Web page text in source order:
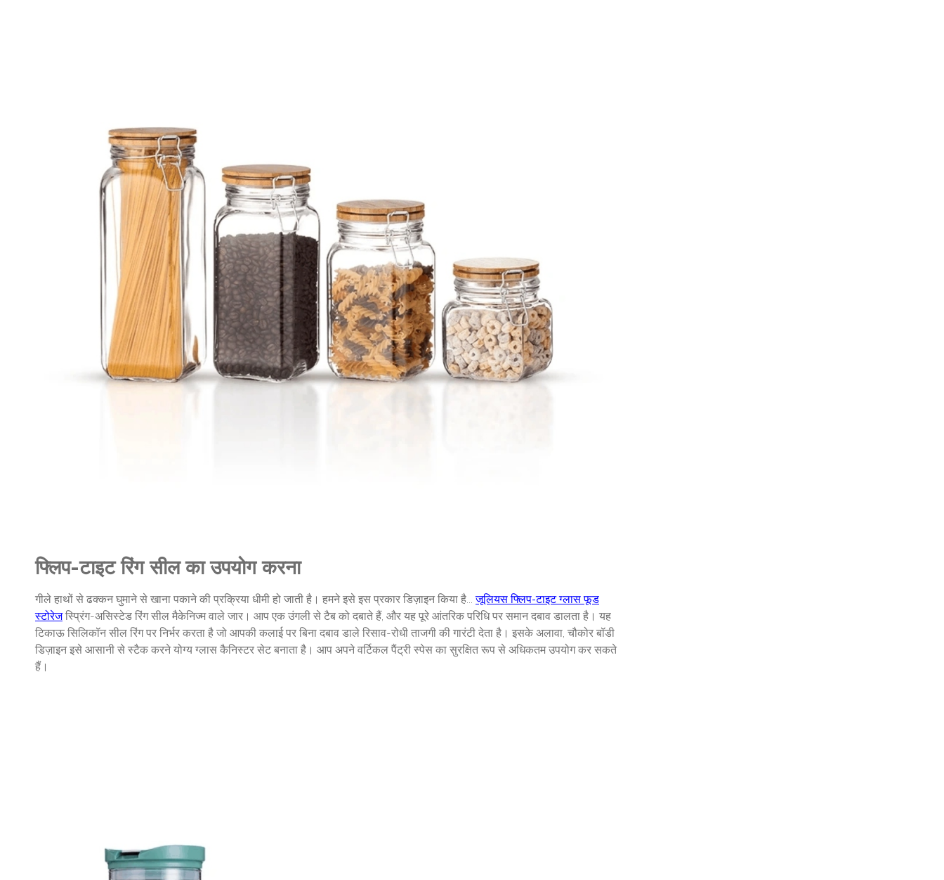
फ्लिप-टाइट रिंग सील का उपयोग करना
गीले हाथों से ढक्कन घुमाने से खाना पकाने की प्रक्रिया धीमी हो जाती है। हमने इसे इस प्रकार डिज़ाइन किया है... जूलियस फ्लिप-टाइट ग्लास फूड
स्टोरेजस्प्रिंग-असिस्टेड रिंग सील मैकेनिज्म वाले जार। आप एक उंगली से टैब को दबाते हैं, और यह पूरे आंतरिक परिधि पर समान दबाव डालता है। यह
टिकाऊ सिलिकॉन सील रिंग पर निर्भर करता है जो आपकी कलाई पर बिना दबाव डाले रिसाव-रोधी ताजगी की गारंटी देता है। इसके अलावा, चौकोर बॉडी
डिज़ाइन इसे आसानी से स्टैक करने योग्य ग्लास कैनिस्टर सेट बनाता है। आप अपने वर्टिकल पैंट्री स्पेस का सुरक्षित रूप से अधिकतम उपयोग कर सकते
हैं।